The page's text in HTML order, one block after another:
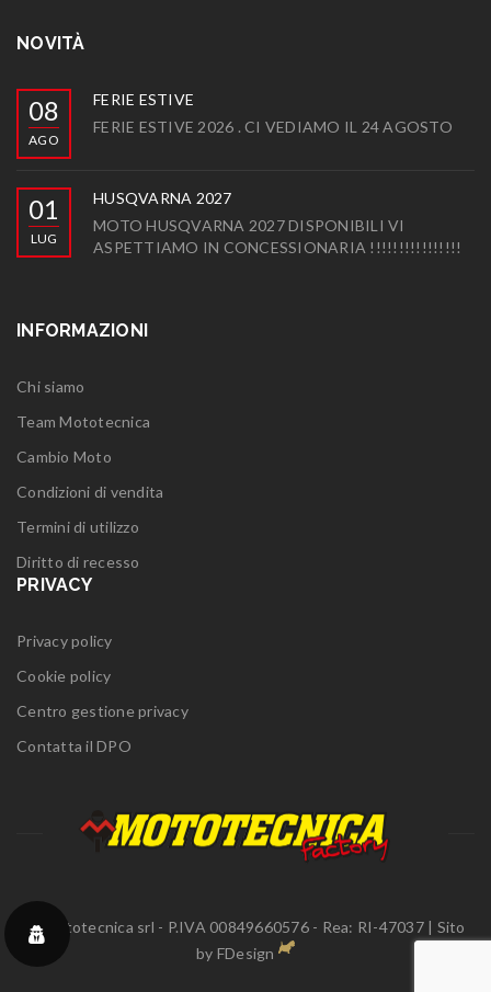
NOVITÀ
08
AGO
FERIE ESTIVE
FERIE ESTIVE 2026 . CI VEDIAMO IL 24 AGOSTO
01
LUG
HUSQVARNA 2027
MOTO HUSQVARNA 2027 DISPONIBILI VI
ASPETTIAMO IN CONCESSIONARIA !!!!!!!!!!!!!!!!
INFORMAZIONI
Chi siamo
Team Mototecnica
Cambio Moto
Condizioni di vendita
Termini di utilizzo
Diritto di recesso
PRIVACY
Privacy policy
Cookie policy
Centro gestione privacy
Contatta il DPO
© Mototecnica srl - P.IVA 00849660576 - Rea: RI-47037 | Sito
by FDesign